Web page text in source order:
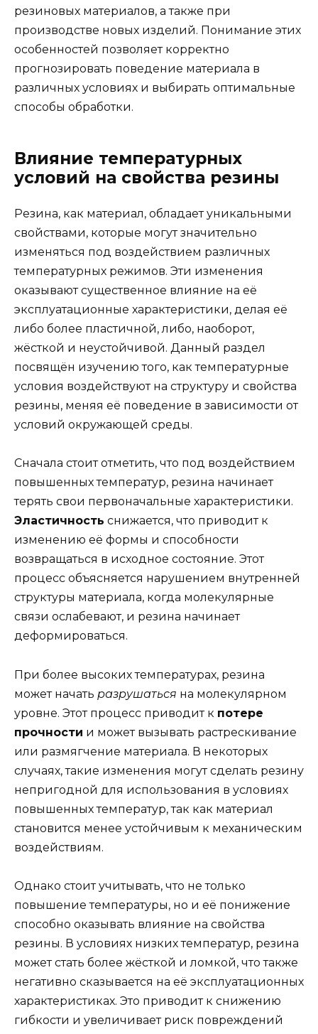
резиновых материалов, а также при
производстве новых изделий. Понимание этих
особенностей позволяет корректно
прогнозировать поведение материала в
различных условиях и выбирать оптимальные
способы обработки.
Влияние температурных
условий на свойства резины
Резина, как материал, обладает уникальными
свойствами, которые могут значительно
изменяться под воздействием различных
температурных режимов. Эти изменения
оказывают существенное влияние на её
эксплуатационные характеристики, делая её
либо более пластичной, либо, наоборот,
жёсткой и неустойчивой. Данный раздел
посвящён изучению того, как температурные
условия воздействуют на структуру и свойства
резины, меняя её поведение в зависимости от
условий окружающей среды.
Сначала стоит отметить, что под воздействием
повышенных температур, резина начинает
терять свои первоначальные характеристики.
Эластичность снижается, что приводит к
изменению её формы и способности
возвращаться в исходное состояние. Этот
процесс объясняется нарушением внутренней
структуры материала, когда молекулярные
связи ослабевают, и резина начинает
деформироваться.
При более высоких температурах, резина
может начать разрушаться на молекулярном
уровне. Этот процесс приводит к потере
прочности и может вызывать растрескивание
или размягчение материала. В некоторых
случаях, такие изменения могут сделать резину
непригодной для использования в условиях
повышенных температур, так как материал
становится менее устойчивым к механическим
воздействиям.
Однако стоит учитывать, что не только
повышение температуры, но и её понижение
способно оказывать влияние на свойства
резины. В условиях низких температур, резина
может стать более жёсткой и ломкой, что также
негативно сказывается на её эксплуатационных
характеристиках. Это приводит к снижению
гибкости и увеличивает риск повреждений